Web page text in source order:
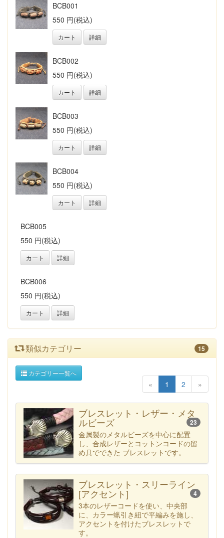
BCB001
550 円(税込)
カート 詳細
BCB002
550 円(税込)
カート 詳細
BCB003
550 円(税込)
カート 詳細
BCB004
550 円(税込)
カート 詳細
BCB005
550 円(税込)
カート 詳細
BCB006
550 円(税込)
カート 詳細
類似カテゴリー 15
カテゴリー一覧へ
« 1 2 »
ブレスレット・レザー・メタ
ルビーズ 23
金属製のメタルビーズを中心に配置
し、合成レザーとコットンコードの留
め具でできた ブレスレットです。
ブレスレット・スリーライン
[アクセント] 4
3本のレザーコードを使い、中央部
に、カラー蝋引き紐で平編みを施し、
アクセントを付けたブレスレットで
す。